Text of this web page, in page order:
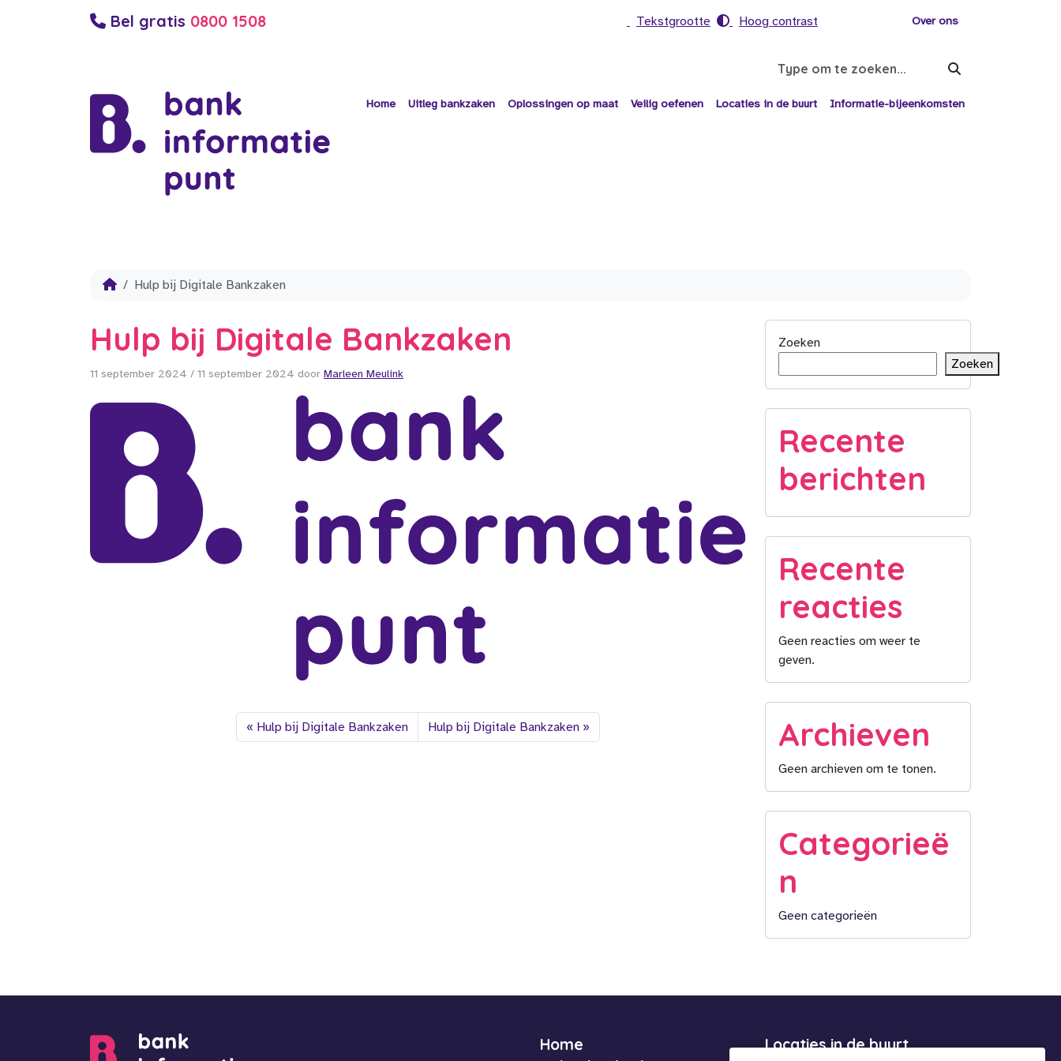
Bel gratis 0800 1508 Tekstgrootte Hoog contrast Over ons
Search
Home Uitleg bankzaken Oplossingen op maat Veilig oefenen Locaties in de buurt Informatie-bijeenkomsten
Hulp bij Digitale Bankzaken
Hulp bij Digitale Bankzaken
11 september 2024 / 11 september 2024 door Marleen Meulink
Hulp bij Digitale Bankzaken Hulp bij Digitale Bankzaken
Zoeken
Zoeken
Recente
berichten
Recente
reacties
Geen reacties om weer te
geven.
Archieven
Geen archieven om te tonen.
Categorieë
n
Geen categorieën
Home
Locaties in de buurt